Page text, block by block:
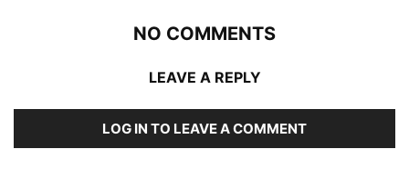
NO COMMENTS
LEAVE A REPLY
LOG IN TO LEAVE A COMMENT